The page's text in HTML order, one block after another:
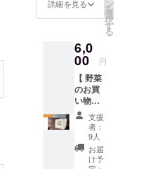
す。活
動報告
プン
１ヶ月
後まで
随時
メール
にて配
信しま
す。
詳細を見る ン
を
選
択
す
る
6,0
00 円
【 野菜
のお買
い物
に！エ
コバッ
グ 】 ●
オリジ
ナルエ
支援
者：
9人
お届
け予